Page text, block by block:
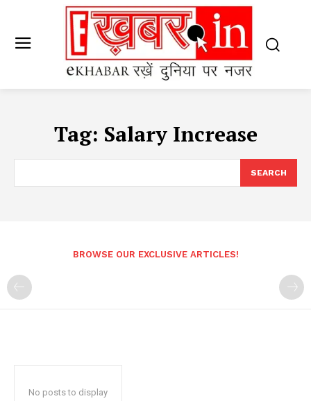
Tag: Salary Increase
SEARCH
BROWSE OUR EXCLUSIVE ARTICLES!
No posts to display